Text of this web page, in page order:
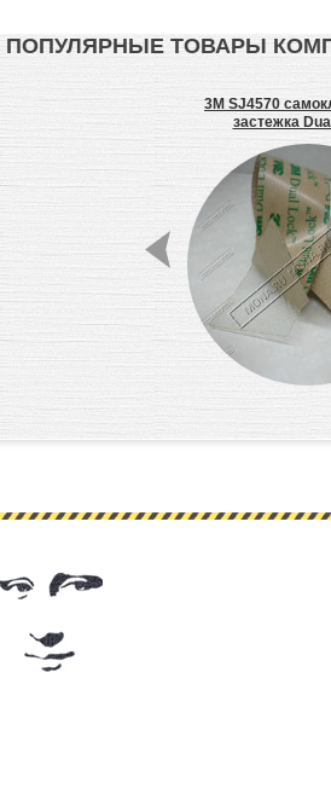
ПОПУЛЯРНЫЕ ТОВАРЫ
3M SJ4570
застежка